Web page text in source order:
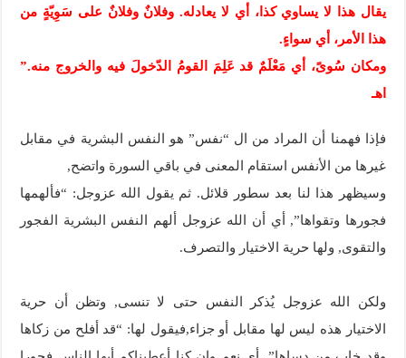
يقال هذا لا يساوي كذا، أي لا يعادله. وفلانٌ وفلانٌ على سَوِيّةٍ من
هذا الأمر، أي سواءٍ.
ومكان سُوىً، أي مَعْلَمٌ قد عَلِمَ القومُ الدّخولَ فيه والخروج منه.”
اهـ
فإذا فهمنا أن المراد من ال “نفس” هو النفس البشرية في مقابل
غيرها من الأنفس استقام المعنى في باقي السورة واتضح,
وسيظهر هذا لنا بعد سطور قلائل. ثم يقول الله عزوجل: “فألهمها
فجورها وتقواها”, أي أن الله عزوجل ألهم النفس البشرية الفجور
والتقوى, ولها حرية الاختيار والتصرف.
ولكن الله عزوجل يُذكر النفس حتى لا تنسى, وتظن أن حرية
الاختيار هذه ليس لها مقابل أو جزاء,فيقول لها: “قد أفلح من زكاها